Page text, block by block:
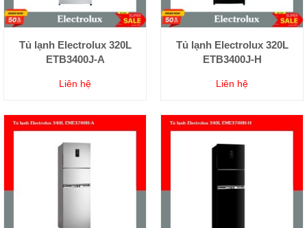
Tủ lạnh Electrolux 320L
ETB3400J-A
Liên hệ
Tủ lạnh Electrolux 320L
ETB3400J-H
Liên hệ